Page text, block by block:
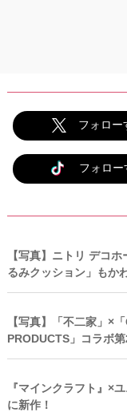
フォロー
フォロー
【写真】ニトリ デコ
るみクッション」もか
【写真】「不二家」×
PRODUCTS」コラボ第
『マインクラフト』×
に新作！